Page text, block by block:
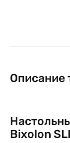
Описание
Bixolon